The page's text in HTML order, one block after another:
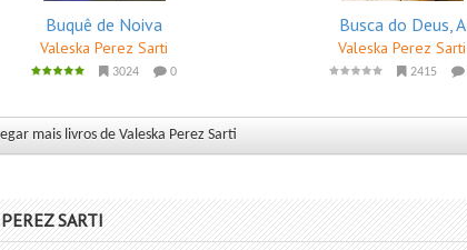
Buquê de Noiva
Valeska Perez Sarti
3024 0
Busca do Deus, A
Valeska Perez Sarti
2415
mais livros de Valeska Perez Sarti
SARTI